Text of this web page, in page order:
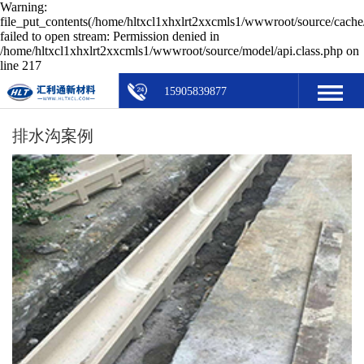
Warning:
file_put_contents(/home/hltxcl1xhxlrt2xxcmls1/wwwroot/source/
failed to open stream: Permission denied in
/home/hltxcl1xhxlrt2xxcmls1/wwwroot/source/model/api.class.php on
line 217
15905839877
排水沟案例